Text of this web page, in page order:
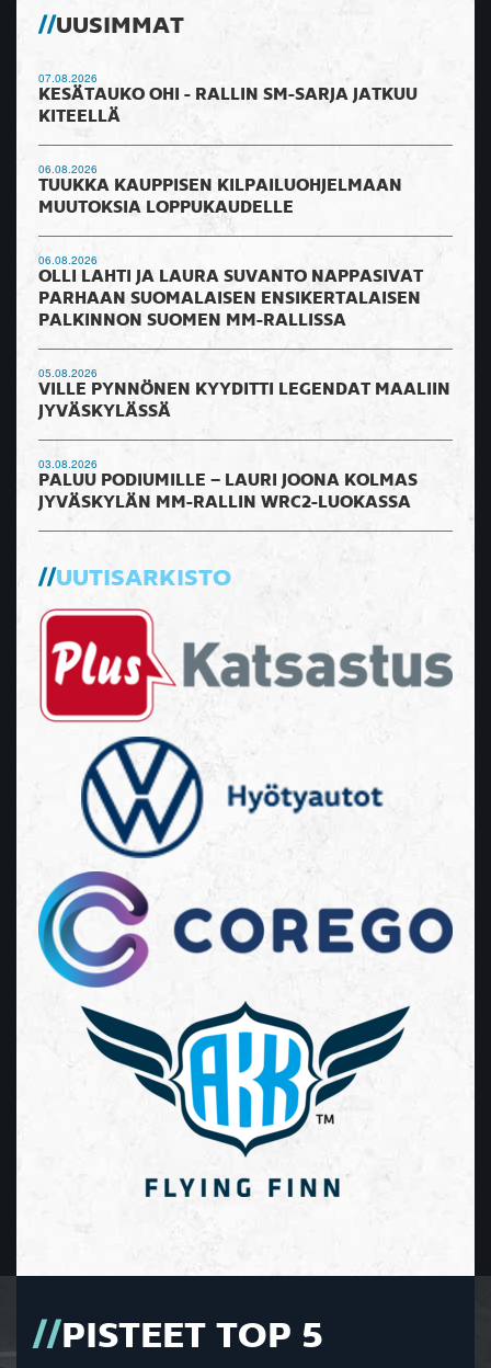
UUSIMMAT
07.08.2026
KESÄTAUKO OHI - RALLIN SM-SARJA JATKUU
KITEELLÄ
06.08.2026
TUUKKA KAUPPISEN KILPAILUOHJELMAAN
MUUTOKSIA LOPPUKAUDELLE
06.08.2026
OLLI LAHTI JA LAURA SUVANTO NAPPASIVAT
PARHAAN SUOMALAISEN ENSIKERTALAISEN
PALKINNON SUOMEN MM-RALLISSA
05.08.2026
VILLE PYNNÖNEN KYYDITTI LEGENDAT MAALIIN
JYVÄSKYLÄSSÄ
03.08.2026
PALUU PODIUMILLE – LAURI JOONA KOLMAS
JYVÄSKYLÄN MM-RALLIN WRC2-LUOKASSA
UUTISARKISTO
PISTEET TOP 5